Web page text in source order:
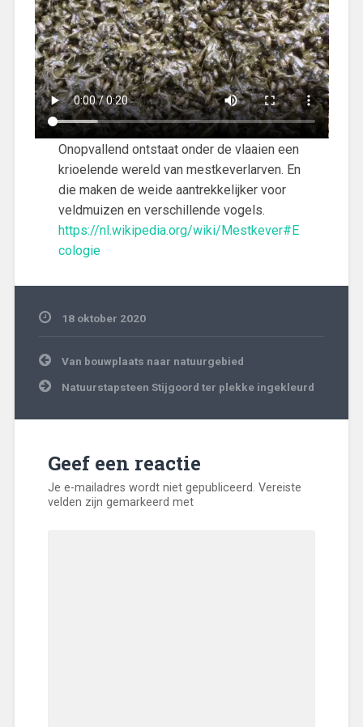
Onopvallend ontstaat onder de vlaaien een
krioelende wereld van mestkeverlarven. En
die maken de weide aantrekkelijker voor
veldmuizen en verschillende vogels.
https://nl.wikipedia.org/wiki/Mestkever#E
cologie
18 oktober 2020
Bericht
navigatie
Van bouwplaats naar natuurgebied
Natuurstapsteen Stijgoord ter plekke ingekleurd
Geef een reactie
Je e-mailadres wordt niet gepubliceerd. Vereiste
velden zijn gemarkeerd met